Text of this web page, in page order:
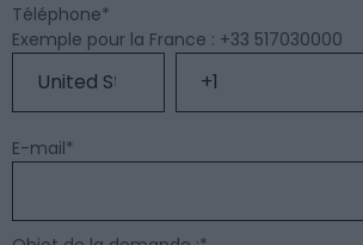
Téléphone*
Exemple pour la France : +33 517030000
E-mail*